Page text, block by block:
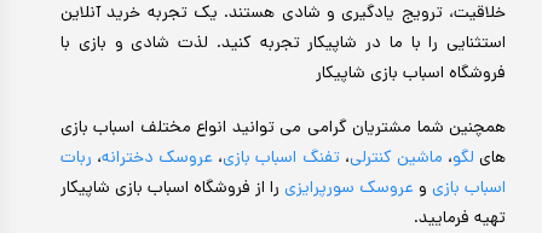
خلاقیت، ترویج یادگیری و شادی هستند. یک تجربه خرید آنلاین
استثنایی را با ما در شاپیکار تجربه کنید. لذت شادی و بازی با
فروشگاه اسباب بازی شاپیکار
همچنین شما مشتریان گرامی می توانید انواع مختلف اسباب بازی
های لگو، ماشین کنترلی،تفنگ اسباب بازی، عروسک دخترانه، ربات
اسباب بازی و عروسک سورپرایزی را از فروشگاه اسباب بازی شاپیکار
تهیه فرمایید.